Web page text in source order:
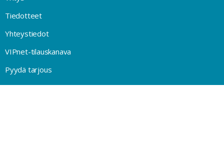
Tiedotteet
Yhteystiedot
VIPnet-tilauskanava
Pyydä tarjous
Privacy Policy